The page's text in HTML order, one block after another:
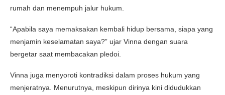
rumah dan menempuh jalur hukum.
“Apabila saya memaksakan kembali hidup bersama, siapa yang
menjamin keselamatan saya?” ujar Vinna dengan suara
bergetar saat membacakan pledoi.
Vinna juga menyoroti kontradiksi dalam proses hukum yang
menjeratnya. Menurutnya, meskipun dirinya kini didudukkan